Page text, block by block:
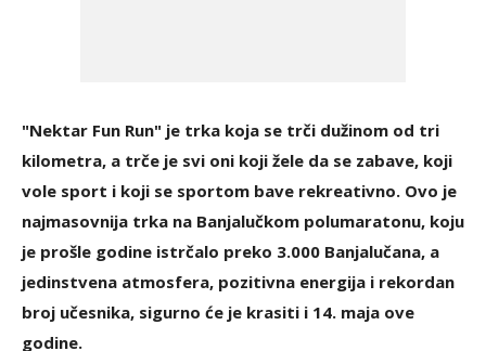
"Nektar Fun Run" je trka koja se trči dužinom od tri
kilometra, a trče je svi oni koji žele da se zabave, koji
vole sport i koji se sportom bave rekreativno. Ovo je
najmasovnija trka na Banjalučkom polumaratonu, koju
je prošle godine istrčalo preko 3.000 Banjalučana, a
jedinstvena atmosfera, pozitivna energija i rekordan
broj učesnika, sigurno će je krasiti i 14. maja ove
godine.